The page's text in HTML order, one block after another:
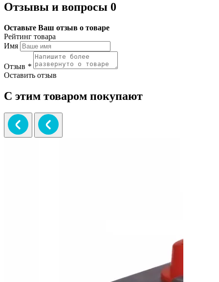
Отзывы и вопросы 0
Оставьте Ваш отзыв о товаре
Рейтинг товара
Имя
Отзыв *
Оставить отзыв
С этим товаром покупают